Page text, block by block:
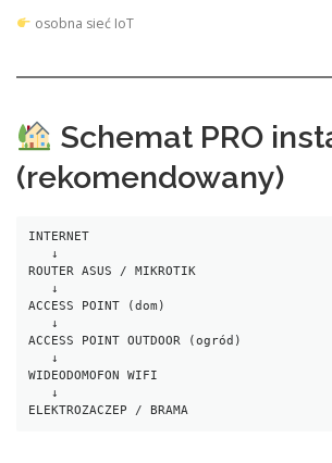
osobna sieć IoT
Schemat PRO
(rekomendowany)
INTERNET
   ↓
ROUTER ASUS / MIKROTIK
   ↓
ACCESS POINT (dom)
   ↓
ACCESS POINT OUTDOOR (ogród)
   ↓
WIDEODOMOFON WIFI
   ↓
ELEKTROZACZEP / BRAMA